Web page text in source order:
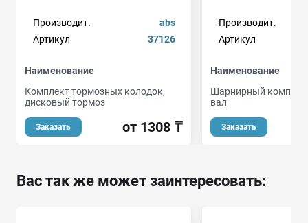
Производит.
abs
Артикул
37126
Наименование
Комплект тормозных колодок,
дисковый тормоз
Заказать от 1308 ₸
Производит.
Артикул
Наименование
Шарнирный
вал
Заказать
Вас так же может заинтересовать: